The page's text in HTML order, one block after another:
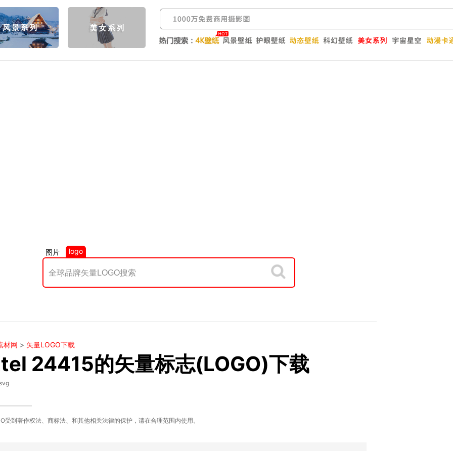
图片 logo
材网 > 矢量LOGO下载
24415的矢量标志(LOGO)下载
受到著作权法、商标法、和其他相关法律的保护，请在合理范围内使用。